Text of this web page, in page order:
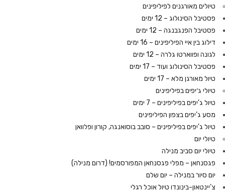
טיולים מאורגנים לפיליפינים
פסטיבל הסינולוג – 12 ימים
פסטיבל הפנגבנגה – 12 ימים
דילוג בין איי הפיליפינים – 16 ימים
לגונה ופווארטו גלרה – 12 ימים
פסטיבל הסינולוג ועוד – 17 ימים
טיול מאורגן מלא – 17 ימים
טיולי ג׳יפים בפיליפינים
טיול ג'יפים בפיליפינים – 7 ימים
מסע ג’יפים בצפון הפיליפינים
טיול ג'יפים בפיליפינים – סובב בוסואנגה, קורון ופלוואן
טיולי יום
טיולי יום סביב מנילה
פגסנחאן – מפלי פגסנחאן המפורסמים! (דרום מנילה)
יום סיור במנילה – יום שלם
צ’יינטאון-בינונדו טיול אוכל רגלי